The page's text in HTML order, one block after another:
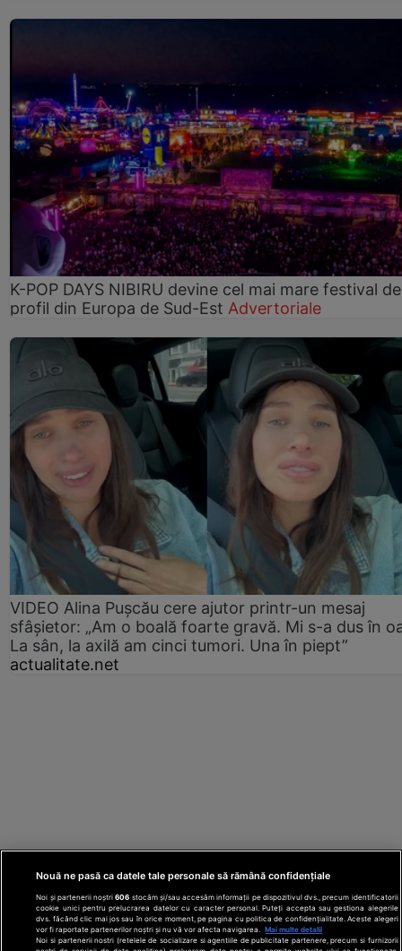
K-POP DAYS NIBIRU devine cel mai mare festival de
profil din Europa de Sud-Est Advertoriale
VIDEO Alina Pușcău cere ajutor printr-un mesaj
sfâșietor: „Am o boală foarte gravă. Mi s-a dus în
La sân, la axilă am cinci tumori. Una în piept”
actualitate.net
Nouă ne pasă ca datele tale personale să rămână confidențiale
Noi și partenerii noștri606 stocăm și/sau accesăm informații pe dispozitivul dvs., precum identificatorii
cookie unici pentru prelucrarea datelor cu caracter personal. Puteți accepta sau gestiona alegerile
dvs. făcând clic mai jos sau în orice moment, pe pagina cu politica de confidențialitate. Aceste alegeri
vor fi raportate partenerilor noștri și nu vă vor afecta navigarea.
Mai multe detalii
Noi si partenerii nostri (retelele de socializare si agentiile de publicitate partenere, precum si furnizorii